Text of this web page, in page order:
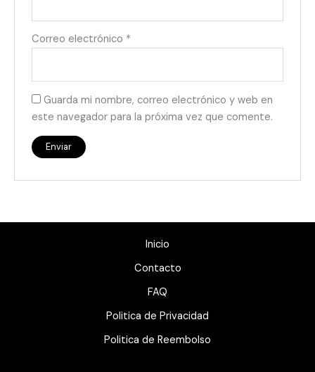
Correo electrónico *
Guarda mi nombre, correo electrónico y web en
este navegador para la próxima vez que comente.
Inicio
Contacto
FAQ
Politica de Privacidad
Politica de Reembolso